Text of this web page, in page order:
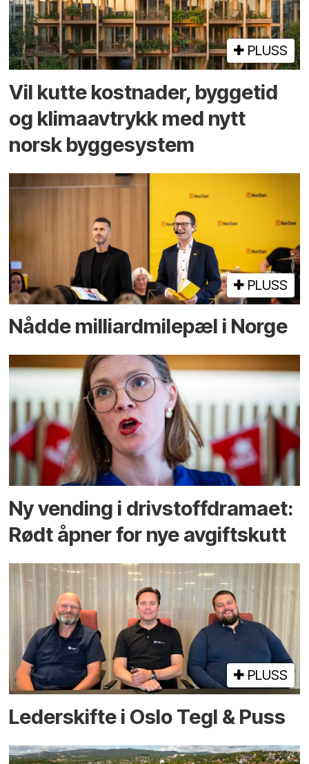
PLUSS
Vil kutte kostnader, byggetid
og klima­avtrykk med nytt
norsk bygge­system
PLUSS
Nådde milliard­­milepæl i Norge
Ny vending i drivstoffdramaet:
Rødt åpner for nye avgiftskutt
PLUSS
Lederskifte i Oslo Tegl & Puss